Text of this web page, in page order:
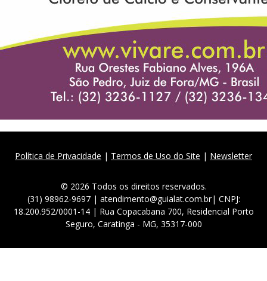
Política de Privacidade | Termos de Uso do Site | Newsletter
© 2026 Todos os direitos reservados.
(31) 98962-9697 | atendimento@guialat.com.br| CNPJ:
18.200.952/0001-14 | Rua Copacabana 700, Residencial Porto
Seguro, Caratinga - MG, 35317-000